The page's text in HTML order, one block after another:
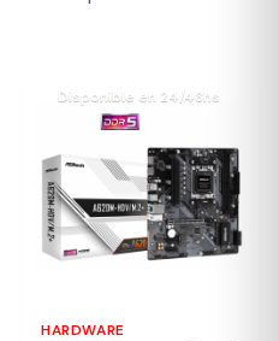
Disponible en 24/48hs
HARDWARE